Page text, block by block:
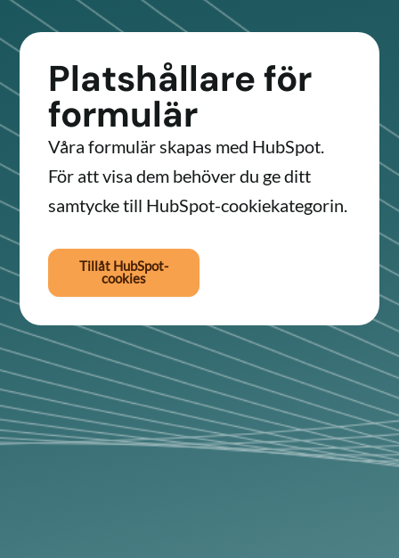
Platshållare för
formulär
Våra formulär skapas med HubSpot.
För att visa dem behöver du ge ditt
samtycke till HubSpot-cookiekategorin.
Tillåt HubSpot-
cookies